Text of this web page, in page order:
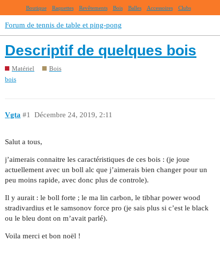
Boutique Raquettes Revêtements Bois Balles Accessoires Clubs
Forum de tennis de table et ping-pong
Descriptif de quelques bois
Matériel
Bois
bois
Vgta Décembre 24, 2019, 2:11
#1
Salut a tous,
j’aimerais connaitre les caractéristiques de ces bois : (je joue
actuellement avec un boll alc que j’aimerais bien changer pour un
peu moins rapide, avec donc plus de controle).
Il y aurait : le boll forte ; le ma lin carbon, le tibhar power wood
stradivardius et le samsonov force pro (je sais plus si c’est le black
ou le bleu dont on m’avait parlé).
Voila merci et bon noël !